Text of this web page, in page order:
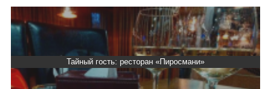
Тайный гость: ресторан «Пиросмани»